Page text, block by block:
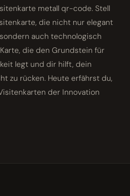
metall qr-code. Stell
die nicht nur elegant
auch technologisch
die den Grundstein für
legt und dir hilft, dein
zu rücken. Heute erfährst du,
der Innovation